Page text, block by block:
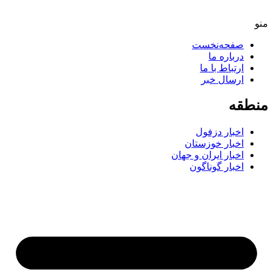
صفحه‌نخست
درباره ما
ارتباط با ما
ارسال خبر
اخبار دزفول
اخبار خوزستان
اخبار ایران و جهان
اخبار گوناگون